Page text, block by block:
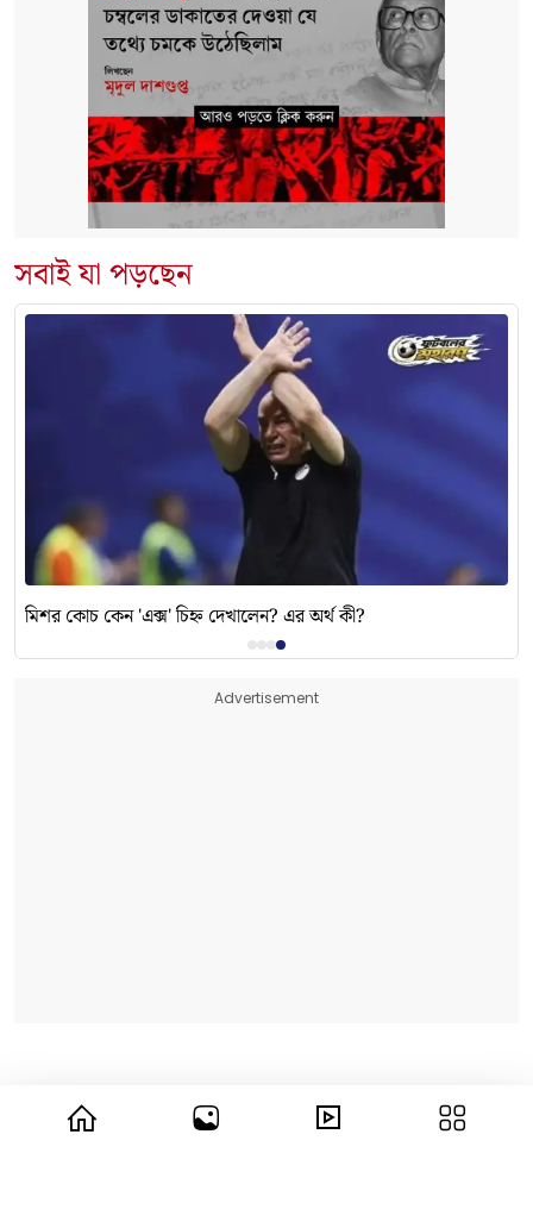
সবাই যা পড়ছেন
মিশর কোচ কেন 'এক্স' চিহ্ন দেখালেন? এর অর্থ কী?
Advertisement